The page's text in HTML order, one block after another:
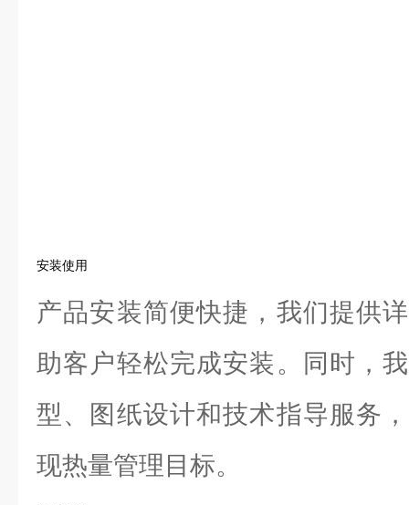
安装使用
产品安装简便快捷，我们提供
助客户轻松完成安装。同时，
型、图纸设计和技术指导服务
现热量管理目标。